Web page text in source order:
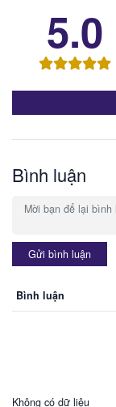
5.0
Bình luận
Gửi bình luận
Bình luận
Không có dữ liệu